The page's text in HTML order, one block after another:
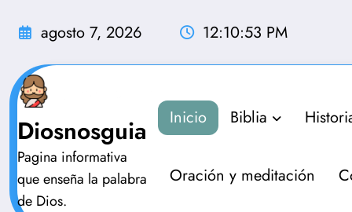
agosto 7, 2026 12:10:55 PM
Diosnosguia
Pagina informativa
que enseña la palabra
de Dios.
Inicio Biblia
Oración y meditación